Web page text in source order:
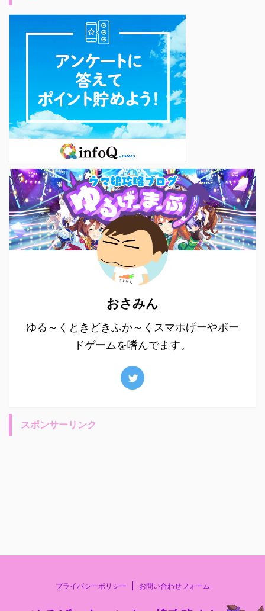
おさみん
ゆる～くときどきふか～くスマホげーやボー
ドゲームを嗜んでます。
スポンサーリンク
プライバシーポリシー お問い合わせフォーム